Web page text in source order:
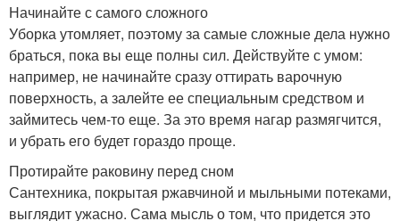
Начинайте с самого сложного
Уборка утомляет, поэтому за самые сложные дела нужно
браться, пока вы еще полны сил. Действуйте с умом:
например, не начинайте сразу оттирать варочную
поверхность, а залейте ее специальным средством и
займитесь чем-то еще. За это время нагар размягчится,
и убрать его будет гораздо проще.
Протирайте раковину перед сном
Сантехника, покрытая ржавчиной и мыльными потеками,
выглядит ужасно. Сама мысль о том, что придется это